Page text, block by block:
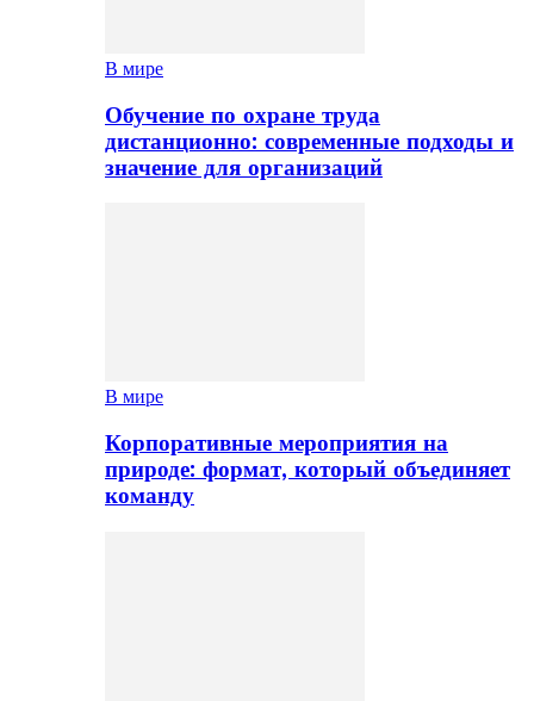
В мире
Обучение по охране труда
дистанционно: современные подходы и
значение для организаций
В мире
Корпоративные мероприятия на
природе: формат, который объединяет
команду